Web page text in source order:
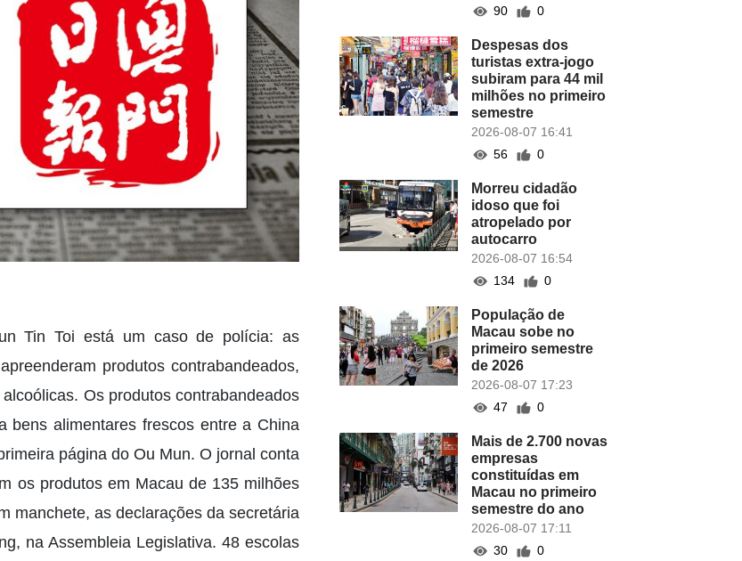
Tin Toi está um caso de polícia: as
produtos contrabandeados,
Os produtos contrabandeados
bens alimentares frescos entre a China
página do Ou Mun. O jornal conta
os produtos em Macau de 135 milhões
manchete, as declarações da secretária
na Assembleia Legislativa. 48 escolas
90
0
Despesas dos
turistas extra-jogo
subiram para 44 mil
milhões no primeiro
semestre
2026-08-07 16:41
56
0
Morreu cidadão
idoso que foi
atropelado por
autocarro
2026-08-07 16:54
134
0
População de
Macau sobe no
primeiro semestre
de 2026
2026-08-07 17:23
47
0
Mais de 2.700 novas
empresas
constituídas em
Macau no primeiro
semestre do ano
2026-08-07 17:11
30
0